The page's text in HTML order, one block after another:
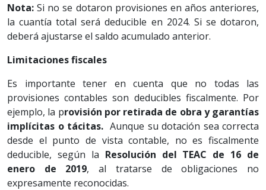
Nota: Si no se dotaron provisiones en años anteriores,
la cuantía total será deducible en 2024. Si se dotaron,
deberá ajustarse el saldo acumulado anterior.
Limitaciones fiscales
Es importante tener en cuenta que no todas las
provisiones contables son deducibles fiscalmente. Por
ejemplo, la provisión por retirada de obra y garantías
implícitas o tácitas. Aunque su dotación sea correcta
desde el punto de vista contable, no es fiscalmente
deducible, según la Resolución del TEAC de 16 de
enero de 2019, al tratarse de obligaciones no
expresamente reconocidas.